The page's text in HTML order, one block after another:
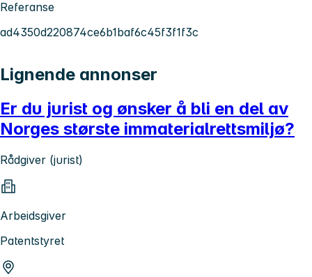
Referanse
ad4350d220874ce6b1baf6c45f3f1f3c
Lignende annonser
Er du jurist og ønsker å bli en del av
Norges største immaterialrettsmiljø?
Rådgiver (jurist)
Arbeidsgiver
Patentstyret